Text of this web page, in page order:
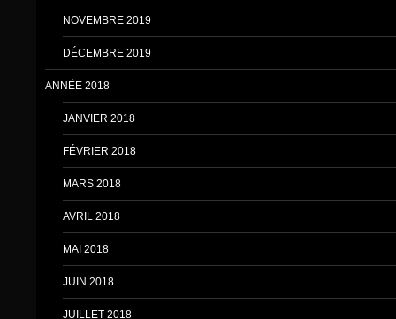
NOVEMBRE 2019
DÉCEMBRE 2019
ANNÉE 2018
JANVIER 2018
FÉVRIER 2018
MARS 2018
AVRIL 2018
MAI 2018
JUIN 2018
JUILLET 2018